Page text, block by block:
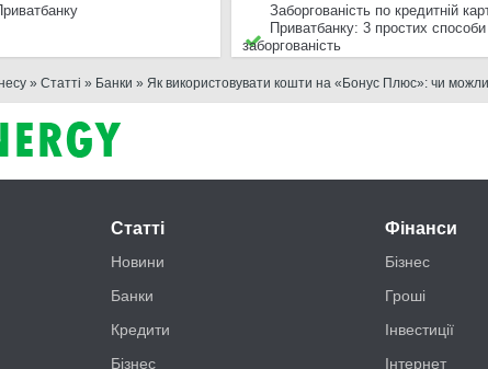
Заборгованість по кредитній
Приватбанку: 3 простих способи
заборгованість
» Статті » Банки » Як використовувати кошти на «Бонус Плюс»: чи
Статті
Новини
Банки
Кредити
Бізнес
Фінанси
Бізнес
Гроші
Інвестиції
Інтернет